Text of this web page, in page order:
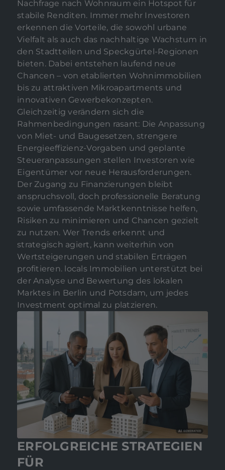
Nachfrage nach Wohnraum ein Hotspot für
stabile Renditen. Immer mehr Investoren
erkennen die Vorteile, die sowohl urbane
Vielfalt als auch das nachhaltige Wachstum in
den Stadtteilen und Speckgürtel-Regionen
bieten. Dabei entstehen laufend neue
Chancen – von etablierten Wohnimmobilien
bis zu attraktiven Mikroapartments und
innovativen Gewerbekonzepten.
Gleichzeitig verändern sich die
Rahmenbedingungen rasant: Die Anpassung
von Miet- und Baugesetzen, strengere
Energieeffizienz-Vorgaben und geplante
Steueranpassungen stellen Investoren wie
Eigentümer vor neue Herausforderungen.
Der Zugang zu Finanzierungen bleibt
anspruchsvoll, doch professionelle Beratung
sowie umfassende Marktkenntnisse helfen,
Risiken zu minimieren und Chancen gezielt
zu nutzen. Wer Trends erkennt und
strategisch agiert, kann weiterhin von
Wertsteigerungen und stabilen Erträgen
profitieren. locals Immobilien unterstützt bei
der Analyse und Bewertung des lokalen
Marktes in Berlin und Potsdam, um jedes
Investment optimal zu platzieren.
ERFOLGREICHE STRATEGIEN
FÜR